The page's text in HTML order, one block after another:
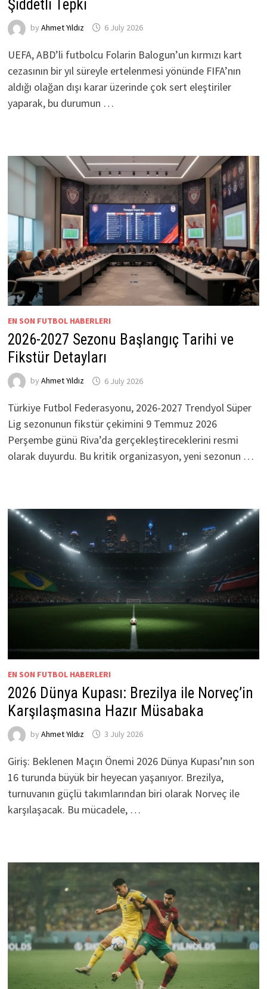
Şiddetli Tepki
by Ahmet Yıldız 6 July 2026
UEFA, ABD’li futbolcu Folarin Balogun’un kırmızı kart
cezasının bir yıl süreyle ertelenmesi yönünde FIFA’nın
aldığı olağan dışı karar üzerinde çok sert eleştiriler
yaparak, bu durumun …
EN SON FUTBOL HABERLERI
2026-2027 Sezonu Başlangıç Tarihi ve
Fikstür Detayları
by Ahmet Yıldız 6 July 2026
Türkiye Futbol Federasyonu, 2026-2027 Trendyol Süper
Lig sezonunun fikstür çekimini 9 Temmuz 2026
Perşembe günü Riva’da gerçekleştireceklerini resmi
olarak duyurdu. Bu kritik organizasyon, yeni sezonun …
EN SON FUTBOL HABERLERI
2026 Dünya Kupası: Brezilya ile Norveç’in
Karşılaşmasına Hazır Müsabaka
by Ahmet Yıldız 3 July 2026
Giriş: Beklenen Maçın Önemi 2026 Dünya Kupası’nın son
16 turunda büyük bir heyecan yaşanıyor. Brezilya,
turnuvanın güçlü takımlarından biri olarak Norveç ile
karşılaşacak. Bu mücadele, …